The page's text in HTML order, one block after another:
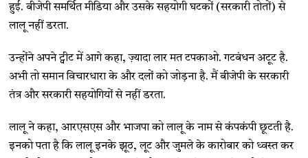
हुई. बीजेपी समर्थित मीडिया और उसके सहयोगी घटकों (सरकारी तोतों) से
लालू नहीं डरता.
उन्होंने अपने ट्वीट में आगे कहा, ज़्यादा लार मत टपकाओ. गटबंधन अटूट है.
अभी तो समान विचारधारा के और दलों को जोड़ना है. मैं बीजेपी के सरकारी
तंत्र और सरकारी सहयोगियों से नहीं डरता.
लालू ने कहा, आरएसएस और भाजपा को लालू के नाम से कंपकंपी छूटती है.
इनको पता है कि लालू इनके झूठ, लूट और जुमले के कारोबार को ध्वस्त कर